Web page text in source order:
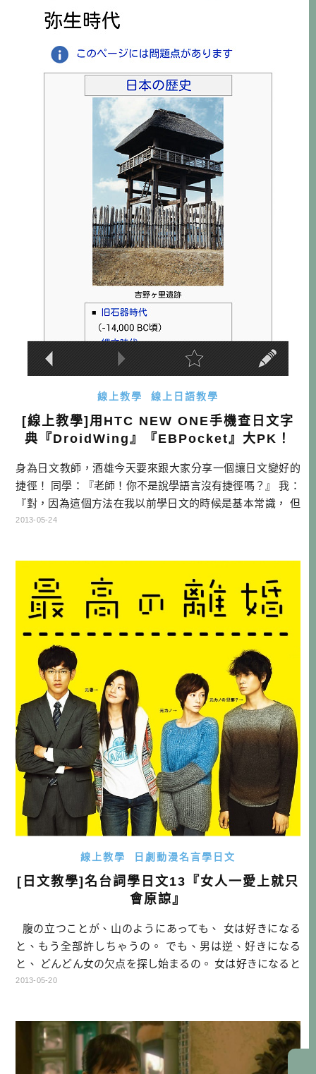
線上教學 線上日語教學
[線上教學]用HTC NEW ONE手機查日文字
典『DroidWing』『EBPocket』大PK！
身為日文教師，酒雄今天要來跟大家分享一個讓日文變好的
捷徑！ 同學：『老師！你不是說學語言沒有捷徑嗎？』 我：
『對，因為這個方法在我以前學日文的時候是基本常識， 但
現在大家都不這麼做，所以有這麼做的人， 就會學的比較
[…]…
2013-05-24
線上教學 日劇動漫名言學日文
[日文教學]名台詞學日文13『女人一愛上就只
會原諒』
腹の立つことが、山のようにあっても、 女は好きになる
と、もう全部許しちゃうの。 でも、男は逆、好きになる
と、 どんどん女の欠点を探し始まるの。 女は好きになると
許す、 男は好きになると許さなくなる。 『最高の離婚』よ
反，男人一旦愛上對方， 就會開始挑她的缺點。 […]…
2013-05-20